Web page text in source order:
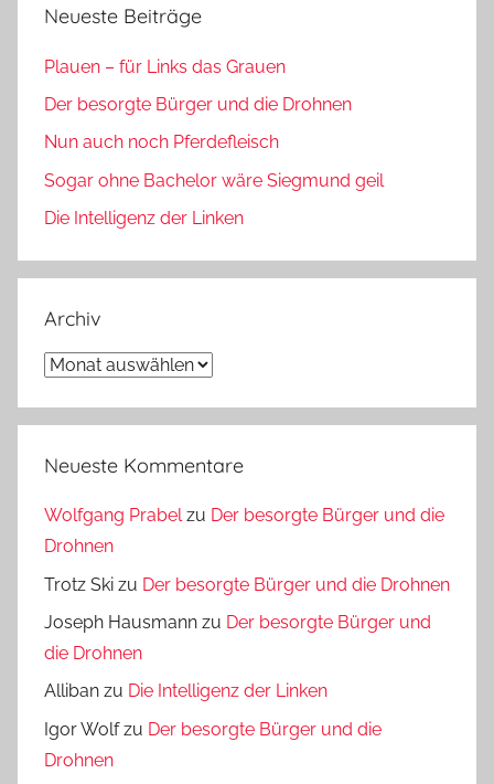
Neueste Beiträge
Plauen – für Links das Grauen
Der besorgte Bürger und die Drohnen
Nun auch noch Pferdefleisch
Sogar ohne Bachelor wäre Siegmund geil
Die Intelligenz der Linken
Archiv
Archiv
Neueste Kommentare
Wolfgang Prabelzu Der besorgte Bürger und die
Drohnen
Trotz Ski zu Der besorgte Bürger und die Drohnen
Joseph Hausmann zu Der besorgte Bürger und
die Drohnen
Alliban zu Die Intelligenz der Linken
Igor Wolfzu Der besorgte Bürger und die
Drohnen